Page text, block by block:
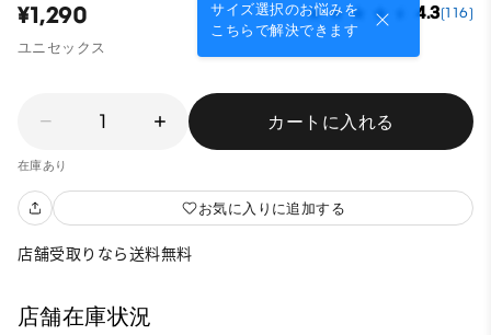
サイズ選択のお悩みを
こちらで解決できます
¥1,290 4.3(116)
ユニセックス
1 カートに入れる
在庫あり
お気に入りに追加する
店舗受取りなら送料無料
店舗在庫状況